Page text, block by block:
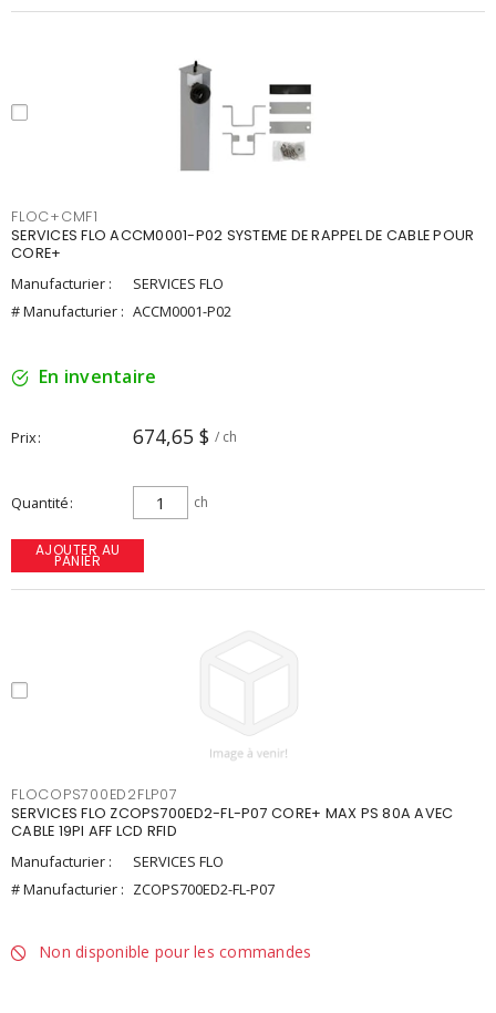
FLOC+CMF1
SERVICES FLO ACCM0001-P02 SYSTEME DE RAPPEL DE CABLE POUR
CORE+
Manufacturier :
SERVICES FLO
# Manufacturier : ACCM0001-P02
En inventaire
Prix 674,65 $ / ch
Quantité ch
AJOUTER AU
PANIER
FLOCOPS700ED2FLP07
SERVICES FLO ZCOPS700ED2-FL-P07 CORE+ MAX PS 80A AVEC
CABLE 19PI AFF LCD RFID
Manufacturier :
SERVICES FLO
# Manufacturier : ZCOPS700ED2-FL-P07
Non disponible pour les commandes